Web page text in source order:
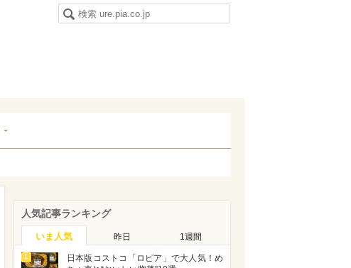
人気記事ランキング
いま人気 昨日 1週間
1
日本版コストコ「ロピア」で大人気！め